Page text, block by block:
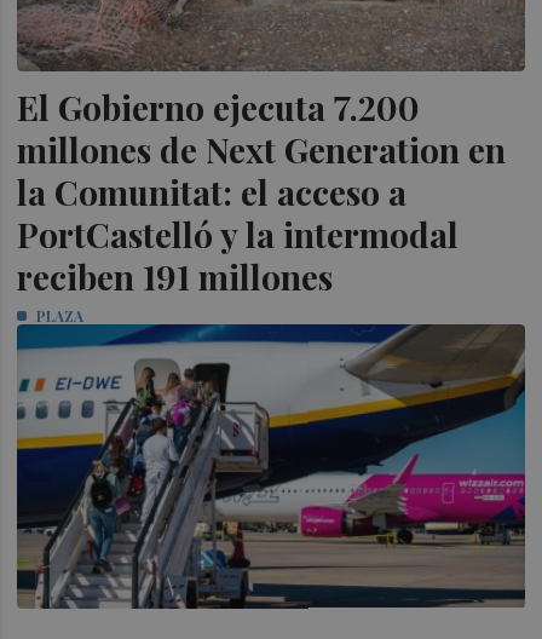
El Gobierno ejecuta 7.200
millones de Next Generation en
la Comunitat: el acceso a
PortCastelló y la intermodal
reciben 191 millones
PLAZA